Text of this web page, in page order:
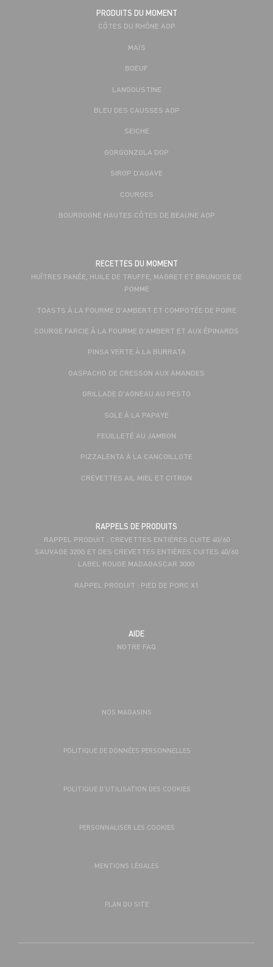
PRODUITS DU MOMENT
CÔTES DU RHÔNE AOP
MAÏS
BOEUF
LANGOUSTINE
BLEU DES CAUSSES AOP
SEICHE
GORGONZOLA DOP
SIROP D’AGAVE
COURGES
BOURGOGNE HAUTES CÔTES DE BEAUNE AOP
RECETTES DU MOMENT
HUÎTRES PANÉE, HUILE DE TRUFFE, MAGRET ET BRUNOISE DE
POMME
TOASTS À LA FOURME D'AMBERT ET COMPOTÉE DE POIRE
COURGE FARCIE À LA FOURME D'AMBERT ET AUX ÉPINARDS
PINSA VERTE À LA BURRATA
GASPACHO DE CRESSON AUX AMANDES
GRILLADE D'AGNEAU AU PESTO
SOLE À LA PAPAYE
FEUILLETÉ AU JAMBON
PIZZALENTA À LA CANCOILLOTE
CREVETTES AIL MIEL ET CITRON
RAPPELS DE PRODUITS
RAPPEL PRODUIT : CREVETTES ENTIÈRES CUITE 40/60
SAUVAGE 320G ET DES CREVETTES ENTIÈRES CUITES 40/60
LABEL ROUGE MADAGASCAR 300G
RAPPEL PRODUIT : PIED DE PORC X1
AIDE
NOTRE FAQ
NOS MAGASINS
POLITIQUE DE DONNÉES PERSONNELLES
POLITIQUE D’UTILISATION DES COOKIES
PERSONNALISER LES COOKIES
MENTIONS LÉGALES
PLAN DU SITE